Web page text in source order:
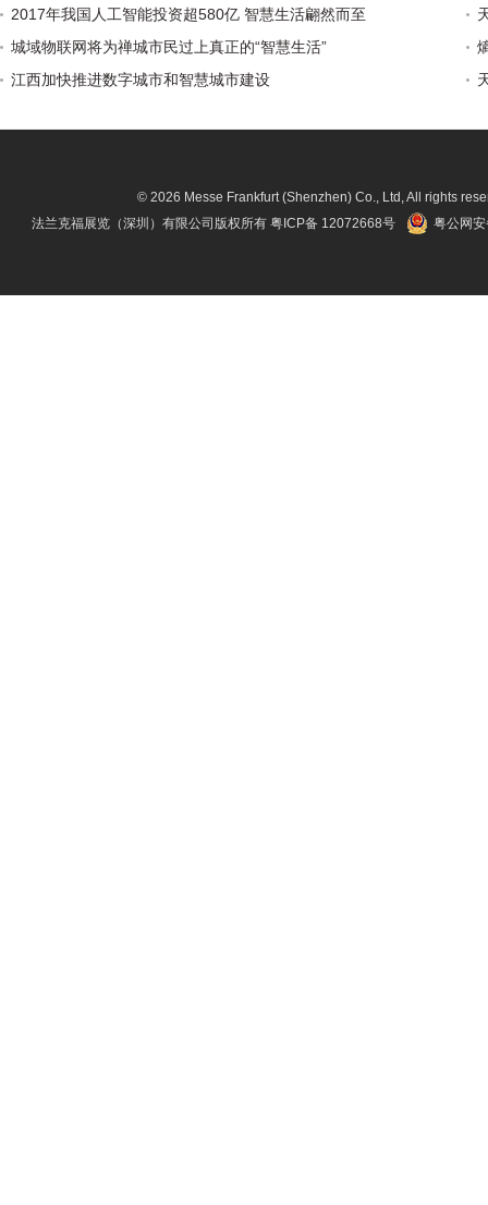
社会各种力量的推动下，蓝图逐渐变
始在我们面前徐徐展现。
2017年我国人工智能投资超580亿 智慧生活翩然而至
城域物联网将为禅城市民过上真正的“智慧生活”
江西加快推进数字城市和智慧城市建设
© 2026 Messe Frankfurt (Shenzhen) Co., Ltd, All rights
法兰克福展览（深圳）有限公司版权所有 粤ICP备 12072668号 粤公网